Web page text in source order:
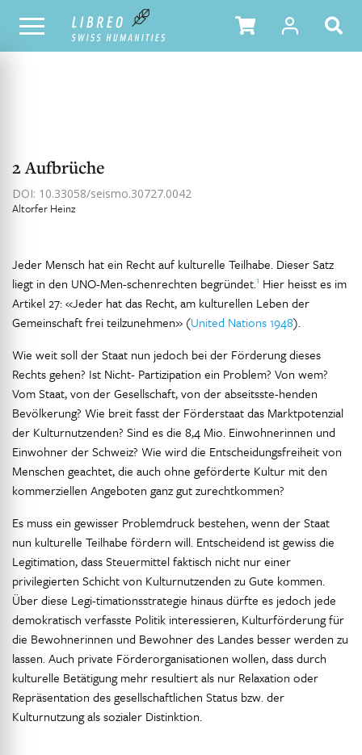
NOTRE CATALOGUE TABLE DES MATIÈRES
2 Aufbrüche
DOI: 10.33058/seismo.30727.0042
Altorfer Heinz
Jeder Mensch hat ein Recht auf kulturelle Teilhabe. Dieser Satz
liegt in den UNO-Men-schenrechten begründet.1 Hier heisst es im
Artikel 27: «Jeder hat das Recht, am kulturellen Leben der
Gemeinschaft frei teilzunehmen» (United Nations 1948).
Wie weit soll der Staat nun jedoch bei der Förderung dieses
Rechts gehen? Ist Nicht- Partizipation ein Problem? Von wem?
Vom Staat, von der Gesellschaft, von der abseitsste-henden
Bevölkerung? Wie breit fasst der Förderstaat das Marktpotenzial
der Kulturnutzenden? Sind es die 8,4 Mio. Einwohnerinnen und
Einwohner der Schweiz? Wie wird die Entscheidungsfreiheit von
Menschen geachtet, die auch ohne geförderte Kultur mit den
kommerziellen Angeboten ganz gut zurechtkommen?
Es muss ein gewisser Problemdruck bestehen, wenn der Staat
nun kulturelle Teilhabe fördern will. Entscheidend ist gewiss die
Legitimation, dass Steuermittel faktisch nicht nur einer
privilegierten Schicht von Kulturnutzenden zu Gute kommen.
Über diese Legi-timationsstrategie hinaus dürfte es jedoch jede
demokratisch verfasste Politik interessieren, Kulturförderung für
die Bewohnerinnen und Bewohner des Landes besser werden zu
lassen. Auch private Förderorganisationen wollen, dass durch
kulturelle Betätigung mehr resultiert als nur Relaxation oder
Repräsentation des gesellschaftlichen Status bzw. der
Kulturnutzung als sozialer Distinktion.